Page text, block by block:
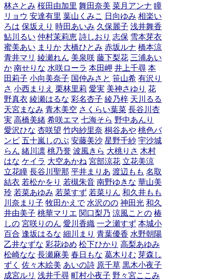
林さとみ 桜田由加里 舞田奈美 菜月アンナ 瞳
リョウ 安達有里 葉山くみこ 日向ゆみ 相楽い
ろは 保坂えり 時田あいみ 久保麗子 浅井舞香
鮎川るい 仲村茉莉恵 詩しおり 志保 雪本芽衣
蜜美あい まりか 大橋ひとみ 赤坂ルナ 橋本涼
青井マリ 綾瀬れん 美泉咲 藤下梨花 三浦あい
か 南せりな 水咲ローラ 本田岬 井上千尋 本
田莉子 小向美奈子 国仲みさと 笹山希 有沢り
さ 小西まりえ 栗林里莉 愛実 美神さゆり 花
野真衣 綾瀬はるな 彩名杏子 綾乃梓 天川るる
天宮まなみ 青木美空 さくらい葉菜 長谷川杏
実 高橋美緒 希咲エマ 七海そら 野中あんり
愛沢ひな 杏咲望 竹内紗里奈 桐谷あや 桃色バ
ンビ 五十嵐しのぶ 安藤美沙 星野千紗 宇沙城
らん 緒川凛 桃乃誉 波風きら 大桃りさ 木村
はな ケイラ 大空あかね 宮部涼花 立花美涼
立花瞳 長谷川聖那 平井まりあ 渡辺もも 名取
結衣 若松かをり 若槻朱音 南野ゆきな 華山美
玲 若菜あゆみ 若菜すず 若菜りん 和久井もも
川奈まり子 牧田かえで 水沢のの 神田光 和久
井由美子 桃華マリエ 関口梨乃 涼風ことの 椿
しの 宮咲りのん 愛川香織 一之瀬すず 本城小
百合 逢坂はるな 細川まり 青葉優香 水野朝陽
乙井なずな 彩花ゆめ 松下ひかり 高梨あゆみ
松崎なな 長瀬麻美 春日もな 葛木りむ 芽森し
ずく 佐々木絵美 あいの詩 原千草 黒木小夜子
成宮ルリ 浅井千尋 町村小夜子 野々宮ここみ